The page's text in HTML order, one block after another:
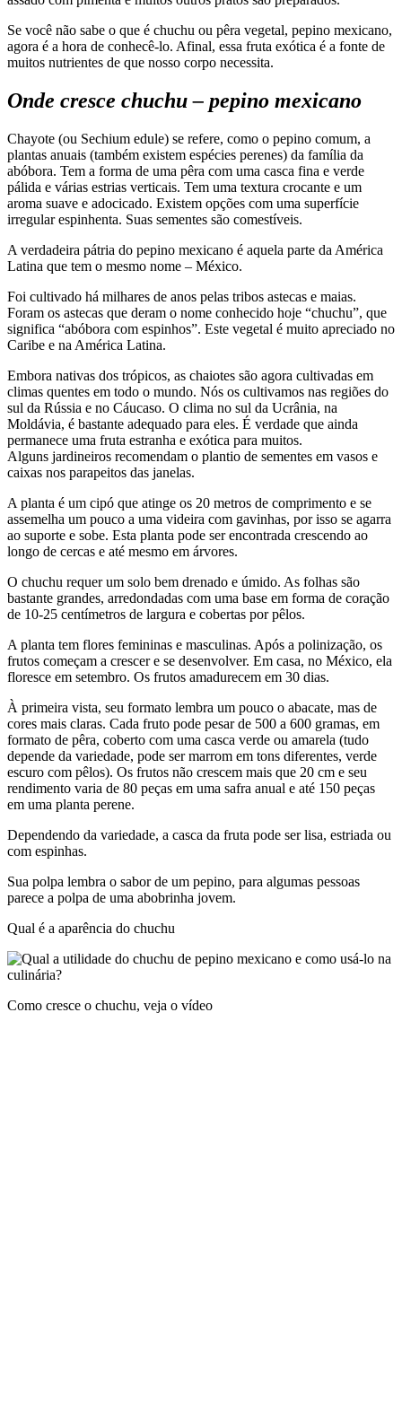
Se você não sabe o que é chuchu ou pêra vegetal, pepino mexicano,
agora é a hora de conhecê-lo. Afinal, essa fruta exótica é a fonte de
muitos nutrientes de que nosso corpo necessita.
Onde cresce chuchu – pepino mexicano
Chayote (ou Sechium edule) se refere, como o pepino comum, a
plantas anuais (também existem espécies perenes) da família da
abóbora. Tem a forma de uma pêra com uma casca fina e verde
pálida e várias estrias verticais. Tem uma textura crocante e um
aroma suave e adocicado. Existem opções com uma superfície
irregular espinhenta. Suas sementes são comestíveis.
A verdadeira pátria do pepino mexicano é aquela parte da América
Latina que tem o mesmo nome – México.
Foi cultivado há milhares de anos pelas tribos astecas e maias.
Foram os astecas que deram o nome conhecido hoje “chuchu”, que
significa “abóbora com espinhos”. Este vegetal é muito apreciado no
Caribe e na América Latina.
Embora nativas dos trópicos, as chaiotes são agora cultivadas em
climas quentes em todo o mundo. Nós os cultivamos nas regiões do
sul da Rússia e no Cáucaso. O clima no sul da Ucrânia, na
Moldávia, é bastante adequado para eles. É verdade que ainda
permanece uma fruta estranha e exótica para muitos.
Alguns jardineiros recomendam o plantio de sementes em vasos e
caixas nos parapeitos das janelas.
A planta é um cipó que atinge os 20 metros de comprimento e se
assemelha um pouco a uma videira com gavinhas, por isso se agarra
ao suporte e sobe. Esta planta pode ser encontrada crescendo ao
longo de cercas e até mesmo em árvores.
O chuchu requer um solo bem drenado e úmido. As folhas são
bastante grandes, arredondadas com uma base em forma de coração
de 10-25 centímetros de largura e cobertas por pêlos.
A planta tem flores femininas e masculinas. Após a polinização, os
frutos começam a crescer e se desenvolver. Em casa, no México, ela
floresce em setembro. Os frutos amadurecem em 30 dias.
À primeira vista, seu formato lembra um pouco o abacate, mas de
cores mais claras. Cada fruto pode pesar de 500 a 600 gramas, em
formato de pêra, coberto com uma casca verde ou amarela (tudo
depende da variedade, pode ser marrom em tons diferentes, verde
escuro com pêlos). Os frutos não crescem mais que 20 cm e seu
rendimento varia de 80 peças em uma safra anual e até 150 peças
em uma planta perene.
Dependendo da variedade, a casca da fruta pode ser lisa, estriada ou
com espinhas.
Sua polpa lembra o sabor de um pepino, para algumas pessoas
parece a polpa de uma abobrinha jovem.
Qual é a aparência do chuchu
Como cresce o chuchu, veja o vídeo